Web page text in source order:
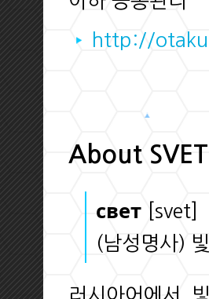
http://
About
свет
[svet]
(남성명사)